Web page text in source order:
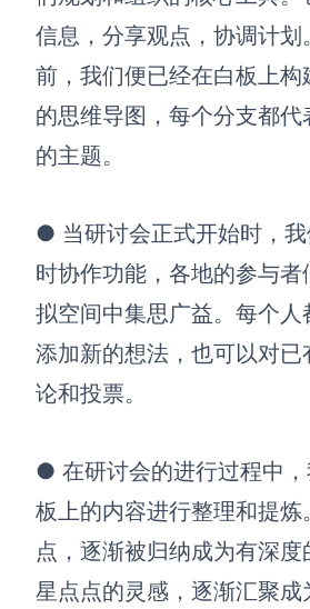
创意与绘图
AI生成用户旅程图
AI生成甘特图
AI生成组织结构图
战略与
AI生成商
AI生成
AI生成平
AI生成时
AI生成胜
信息，分享观点，协调计划
前，我们便已经在白板上构
的思维导图，每个分支都
的主题。
● 当研讨会正式开始时，
时协作功能，各地的参与
拟空间中集思广益。每个人
添加新的想法，也可以对
论和投票。
● 在研讨会的进行过程中
板上的内容进行整理和提
点，逐渐被归纳成为有深度
星点点的灵感，逐渐汇聚成